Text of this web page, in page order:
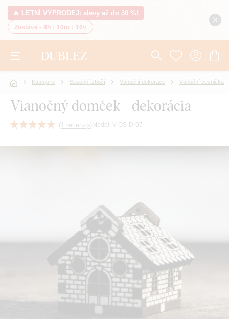
🔥 LETNÍ VÝPRODEJ: slevy až do 30 %!
Zůstává - 8h : 10m : 15v
Kategorie Sezónní zboží Vánoční dekorace Vánoční vesnička
Vianočný domček - dekorácia
( 1 recenze) Model: V-OS-D-07